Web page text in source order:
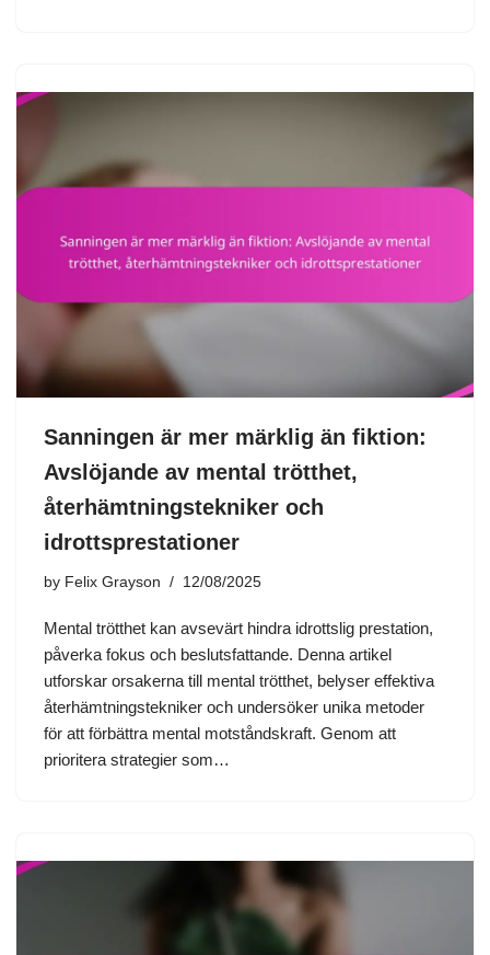
Sanningen är mer märklig än fiktion:
Avslöjande av mental trötthet,
återhämtningstekniker och
idrottsprestationer
by Felix Grayson 12/08/2025
Mental trötthet kan avsevärt hindra idrottslig prestation,
påverka fokus och beslutsfattande. Denna artikel
utforskar orsakerna till mental trötthet, belyser effektiva
återhämtningstekniker och undersöker unika metoder
för att förbättra mental motståndskraft. Genom att
prioritera strategier som…